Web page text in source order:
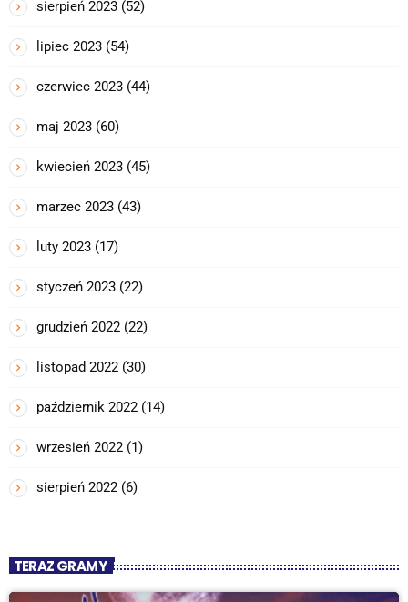
sierpień 2023 (52)
lipiec 2023 (54)
czerwiec 2023 (44)
maj 2023 (60)
kwiecień 2023 (45)
marzec 2023 (43)
luty 2023 (17)
styczeń 2023 (22)
grudzień 2022 (22)
listopad 2022 (30)
październik 2022 (14)
wrzesień 2022 (1)
sierpień 2022 (6)
TERAZ GRAMY